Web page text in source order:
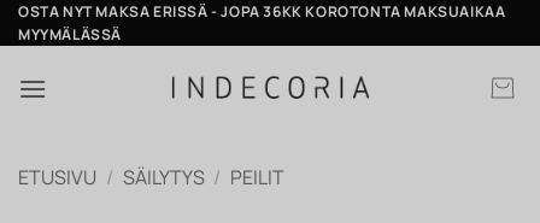
Skip
to
OSTA NYT MAKSA ERISSÄ - JOPA 36KK KOROTONTA MAKSUAIKAA
MYYMÄLÄSSÄ
ETUSIVU / SÄILYTYS / PEILIT